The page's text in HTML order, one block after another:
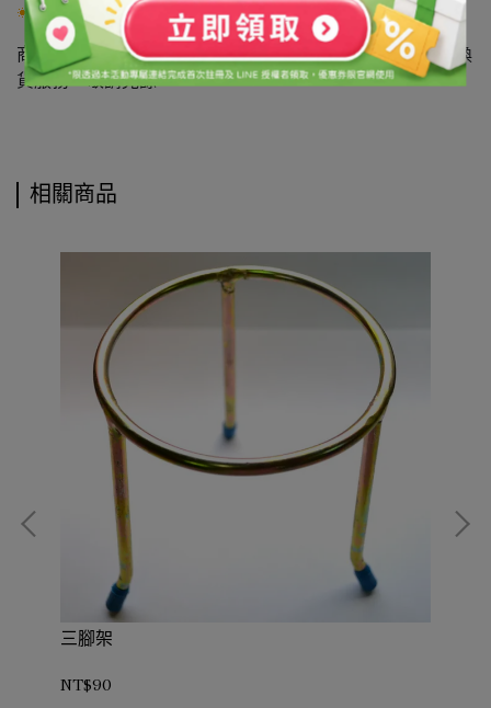
注意事項：
商品基於保障消費者個人衛生問題，如已拆箱恕無提供退換
貨服務，敬請見諒。
相關商品
三腳架
NT$90